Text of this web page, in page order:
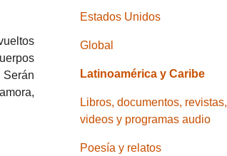
Estados Unidos
Global
Latinoamérica y Caribe
Libros, documentos, revistas,
videos y programas audio
Poesía y relatos